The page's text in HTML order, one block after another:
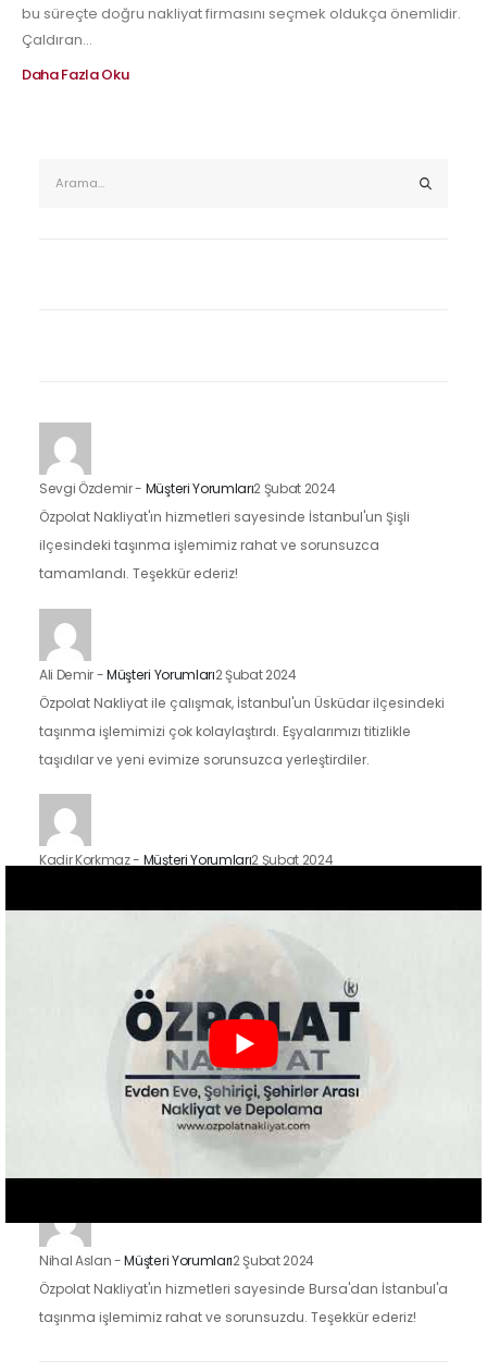
bu süreçte doğru nakliyat firmasını seçmek oldukça önemlidir.
Çaldıran...
Daha Fazla Oku
Sevgi Özdemir- Müşteri Yorumları2 Şubat 2024
Özpolat Nakliyat'ın hizmetleri sayesinde İstanbul'un Şişli
ilçesindeki taşınma işlemimiz rahat ve sorunsuzca
tamamlandı. Teşekkür ederiz!
Ali Demir-Müşteri Yorumları2 Şubat 2024
Özpolat Nakliyat ile çalışmak, İstanbul'un Üsküdar ilçesindeki
taşınma işlemimizi çok kolaylaştırdı. Eşyalarımızı titizlikle
taşıdılar ve yeni evimize sorunsuzca yerleştirdiler.
Kadir Korkmaz- Müşteri Yorumları2 Şubat 2024
Nakliyat'ın hizmetlerinden faydalandık ve sonuçtan çok
-Müşteri Yorumları2 Şubat 2024
Özpolat Nakliyat ile çalışmak, Gaziantep'ten Ankara'ya
taşınma işlemimizi oldukça kolaylaştırdı. Eşyalarımızı dikkatle
Nihal Aslan-Müşteri Yorumları2 Şubat 2024
Özpolat Nakliyat'ın hizmetleri sayesinde Bursa'dan İstanbul'a
taşınma işlemimiz rahat ve sorunsuzdu. Teşekkür ederiz!